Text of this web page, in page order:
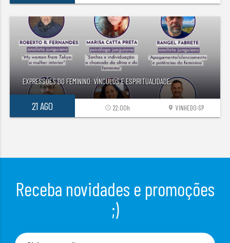
EXPRESSÕES DO FEMININO: VÍNCULOS E ESPIRITUALIDADE.
21 AGO location_on VINHEDO-SP
access_time 22:00h
Receba novidades e promoções
;)